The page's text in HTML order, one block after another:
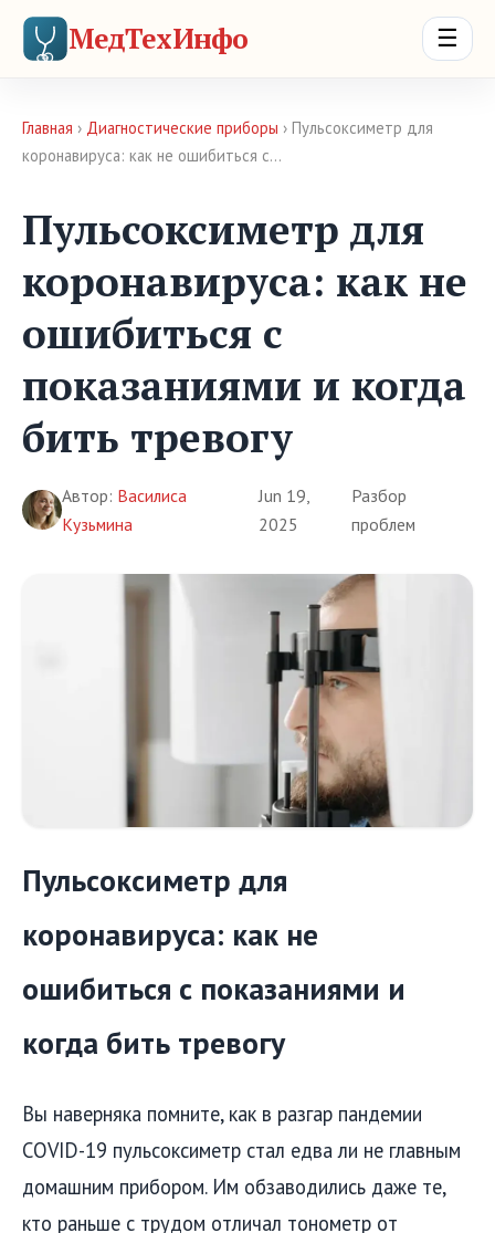
МедТехИнфо ☰
Главная › Диагностические приборы › Пульсоксиметр для
коронавируса: как не ошибиться с…
Пульсоксиметр для
коронавируса: как не
ошибиться с
показаниями и когда
бить тревогу
Автор: Василиса
Кузьмина
Jun 19,
2025
Разбор
проблем
Пульсоксиметр для
коронавируса: как не
ошибиться с показаниями и
когда бить тревогу
Вы наверняка помните, как в разгар пандемии
COVID-19 пульсоксиметр стал едва ли не главным
домашним прибором. Им обзаводились даже те,
кто раньше с трудом отличал тонометр от